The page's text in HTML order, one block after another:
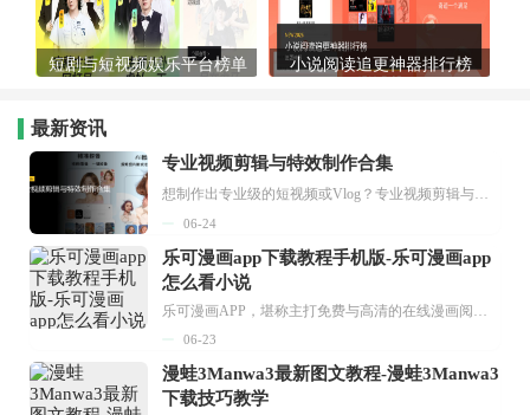
短剧与短视频娱乐平台榜单 小说阅读追更神器排行榜
最新资讯
专业视频剪辑与特效制作合集
想制作出专业级的短视频或Vlog？专业视频剪辑与特效制作大全专题为你提供了从剪辑、抠像到特效包装的全套解决方案。无论是添加炫酷的片头、进行精准的视频抠图，还是制...
06-24
乐可漫画app下载教程手机版-乐可漫画app
怎么看小说
乐可漫画APP，堪称主打免费与高清的在线漫画阅读神器。其官方版提供海量完整版漫画资源，无论是国内漫画，还是日漫、韩漫、台漫、美漫等国外漫画，应有尽有，随时供你阅读。只需轻点一下，便能直接进入阅读界面。不仅如此，乐可漫画最新版本更新速度极快，在这里，你总能抢先看到全网一手漫画章节内容！...
06-23
漫蛙3Manwa3最新图文教程-漫蛙3Manwa3
下载技巧教学